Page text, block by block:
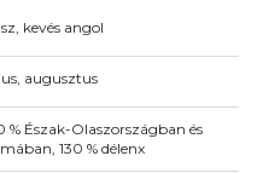
kevés angol
augusztus
% Észak-Olaszországban és
130 % délenx